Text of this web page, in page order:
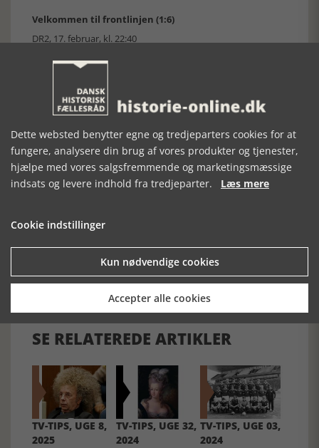
Velkommen til frontlinjen (1:6)
DR2, 17. februar, kl. 22:40
ADVARSEL: Serien indeholder voldsomme billeder. "Vi blev
beskudt - det var snipers, der skød på os".
hun bliver beskudt af serberne på vej til hospitalet med en
syg FN-soldat i Sarajevo. Hun er udsendt til det tidligere
afsted med håbet om at skabe fred, men trin for trin går det
op for dem, at de er skydeskiver og vidner til etnisk
udrensning. Dansk dokumentarserie fra 2024.
[Historie-online.dk, den 10. februar 2026]
Forrige artikel
SE RELATEREDE ARTIKLER
TV-TIPS, UGE 8,
2025
TV-TIPS, UGE 32,
2024
TV-TIPS, UGE 03,
2024
Dette websted benytter egne og tredjeparters cookies for at
fungere, analysere din brug af vores produkter og tjenester,
hjælpe med vores salgsfremmende og marketingsmæssige
indsats og levere indhold fra tredjeparter. Læs mere
Cookie indstillinger
Kun nødvendige cookies
Accepter alle cookies